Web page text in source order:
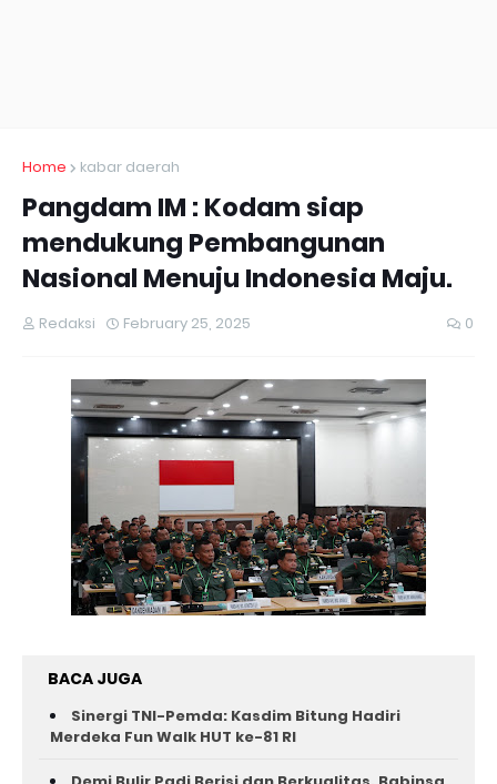
Home kabar daerah
Pangdam IM : Kodam siap
mendukung Pembangunan
Nasional Menuju Indonesia Maju.
Redaksi February 25, 2025 0
BACA JUGA
Sinergi TNI-Pemda: Kasdim Bitung Hadiri
Merdeka Fun Walk HUT ke-81 RI